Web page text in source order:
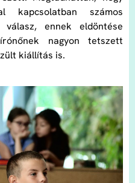
kapcsolatban számos
ennek eldöntése
nagyon tetszett
kiállítás is.